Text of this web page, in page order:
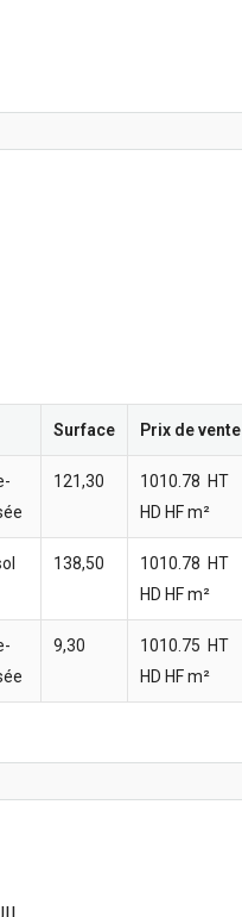
Surface Prix de vente
121,30
1010.78  HT
HD HF m²
138,50
1010.78  HT
HD HF m²
9,30
1010.75  HT
HD HF m²